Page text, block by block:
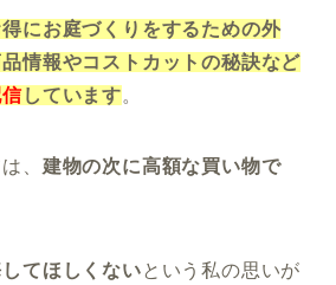
にお庭づくりをするための外
情報やコストカットの秘訣など
しています。
、 建物の次に高額な買い物で
てほしくないという私の思いが